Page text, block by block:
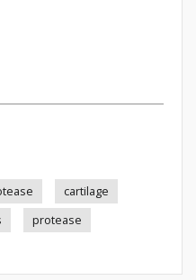
cartilage
protease